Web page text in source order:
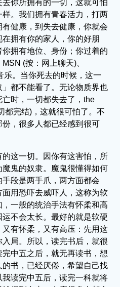
你所拥有的一切，这就可怕
。我们拥有青春活力，打两
健康，到失去健康，你就会
拥有你的家人，你的好朋
拥有地位、身份；你过着的
(按：网上聊天)、
乐。当你死去的时候，这一
都不能看了。无论物质界也
时，一切都失去了，the
都完结)，这就很可怕了。不
，很多人都已经感到很可
这一切。因你有这害怕，所
鬼的奴隶。魔鬼很懂得如何
段是两手爪，两方面都会
用恐吓去威吓人，这称为软
一般的统治手法有怀柔和高
不会太长。最好的就是软硬
有怀柔，又有高压：先用这
局。所以，读完书后，就很
中五之后，就无再读书，想
书，已经厌倦，希望自己找
读完中五后，读完一科就将